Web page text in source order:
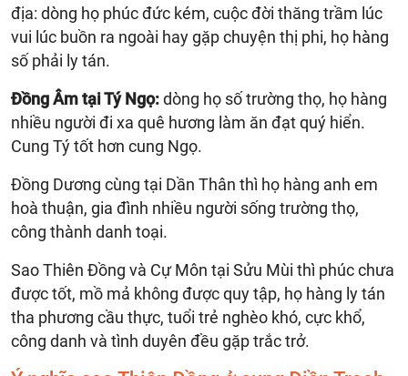
địa: dòng họ phúc đức kém, cuộc đời thăng trầm lúc
vui lúc buồn ra ngoài hay gặp chuyện thị phi, họ hàng
số phải ly tán.
Đồng Âm tại Tý Ngọ:dòng họ số trường thọ, họ hàng
nhiều người đi xa quê hương làm ăn đạt quý hiển.
Cung Tý tốt hơn cung Ngọ.
Đồng Dương cùng tại Dần Thân thì họ hàng anh em
hoà thuận, gia đình nhiều người sống trường thọ,
công thành danh toại.
Sao Thiên Đồng và Cự Môn tại Sửu Mùi thì phúc chưa
được tốt, mồ mả không được quy tập, họ hàng ly tán
tha phương cầu thực, tuổi trẻ nghèo khó, cực khổ,
công danh và tình duyên đều gặp trắc trở.